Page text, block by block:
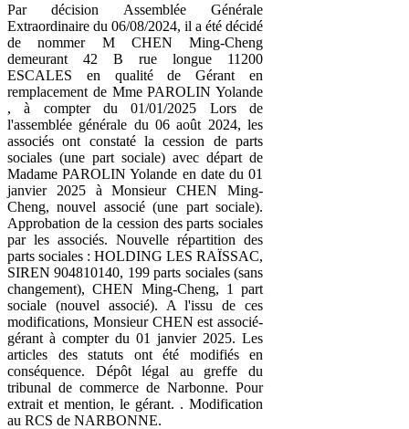
Par décision Assemblée Générale
Extraordinaire du 06/08/2024, il a été décidé
de nommer M CHEN Ming-Cheng
demeurant 42 B rue longue 11200
ESCALES en qualité de Gérant en
remplacement de Mme PAROLIN Yolande
, à compter du 01/01/2025 Lors de
l'assemblée générale du 06 août 2024, les
associés ont constaté la cession de parts
sociales (une part sociale) avec départ de
Madame PAROLIN Yolande en date du 01
janvier 2025 à Monsieur CHEN Ming-
Cheng, nouvel associé (une part sociale).
Approbation de la cession des parts sociales
par les associés. Nouvelle répartition des
parts sociales : HOLDING LES RAÏSSAC,
SIREN 904810140, 199 parts sociales (sans
changement), CHEN Ming-Cheng, 1 part
sociale (nouvel associé). A l'issu de ces
modifications, Monsieur CHEN est associé-
gérant à compter du 01 janvier 2025. Les
articles des statuts ont été modifiés en
conséquence. Dépôt légal au greffe du
tribunal de commerce de Narbonne. Pour
extrait et mention, le gérant. . Modification
au RCS de NARBONNE.